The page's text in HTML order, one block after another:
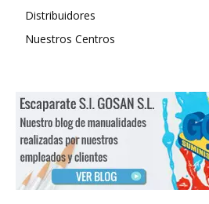
Distribuidores
Nuestros Centros